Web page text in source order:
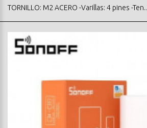
TORNILLO: M2 ACERO -Varillas: 4 pines -Ten..